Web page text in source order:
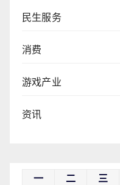
民生服务
消费
游戏产业
资讯
一 二 三